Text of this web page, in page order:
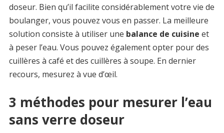
doseur. Bien qu’il facilite considérablement votre vie de
boulanger, vous pouvez vous en passer. La meilleure
solution consiste à utiliser une balance de cuisine et
à peser l’eau. Vous pouvez également opter pour des
cuillères à café et des cuillères à soupe. En dernier
recours, mesurez à vue d’œil.
3 méthodes pour mesurer l’eau
sans verre doseur